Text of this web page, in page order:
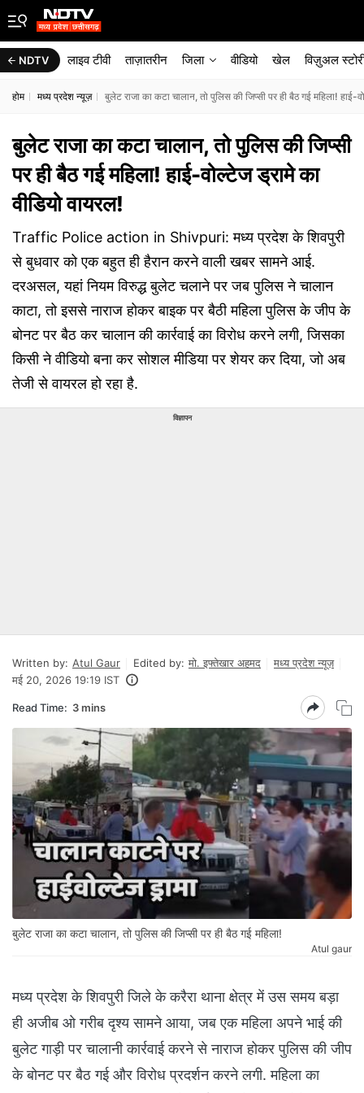
NDTV लाइव टीवी ताज़ातरीन जिला वीडियो खेल विज़ुअल
होम मध्य प्रदेश न्यूज़ बुलेट राजा का कटा चालान, तो पुलिस की जिप्सी पर ही बैठ गई महिला! हाई-
बुलेट राजा का कटा चालान, तो पुलिस की जिप्सी
पर ही बैठ गई महिला! हाई-वोल्टेज ड्रामे का
वीडियो वायरल!
Traffic Police action in Shivpuri: मध्य प्रदेश के शिवपुरी
से बुधवार को एक बहुत ही हैरान करने वाली खबर सामने आई.
दरअसल, यहां नियम विरुद्ध बुलेट चलाने पर जब पुलिस ने चालान
काटा, तो इससे नाराज होकर बाइक पर बैठी महिला पुलिस के जीप के
बोनट पर बैठ कर चालान की कार्रवाई का विरोध करने लगी, जिसका
किसी ने वीडियो बना कर सोशल मीडिया पर शेयर कर दिया, जो अब
तेजी से वायरल हो रहा है.
विज्ञापन
Written by: Atul Gaur Edited by: मो. इफ्तेखार अहमद
मध्य प्रदेश न्यूज़
मई 20, 2026 19:19 IST
Read Time: 3 mins
बुलेट राजा का कटा चालान, तो पुलिस की जिप्सी पर ही बैठ गई महिला!
Atul gaur
मध्य प्रदेश के शिवपुरी जिले के करैरा थाना क्षेत्र में उस समय बड़ा
ही अजीब ओ गरीब दृश्य सामने आया, जब एक महिला अपने भाई की
बुलेट गाड़ी पर चालानी कार्रवाई करने से नाराज होकर पुलिस की जीप
के बोनट पर बैठ गई और विरोध प्रदर्शन करने लगी. महिला का